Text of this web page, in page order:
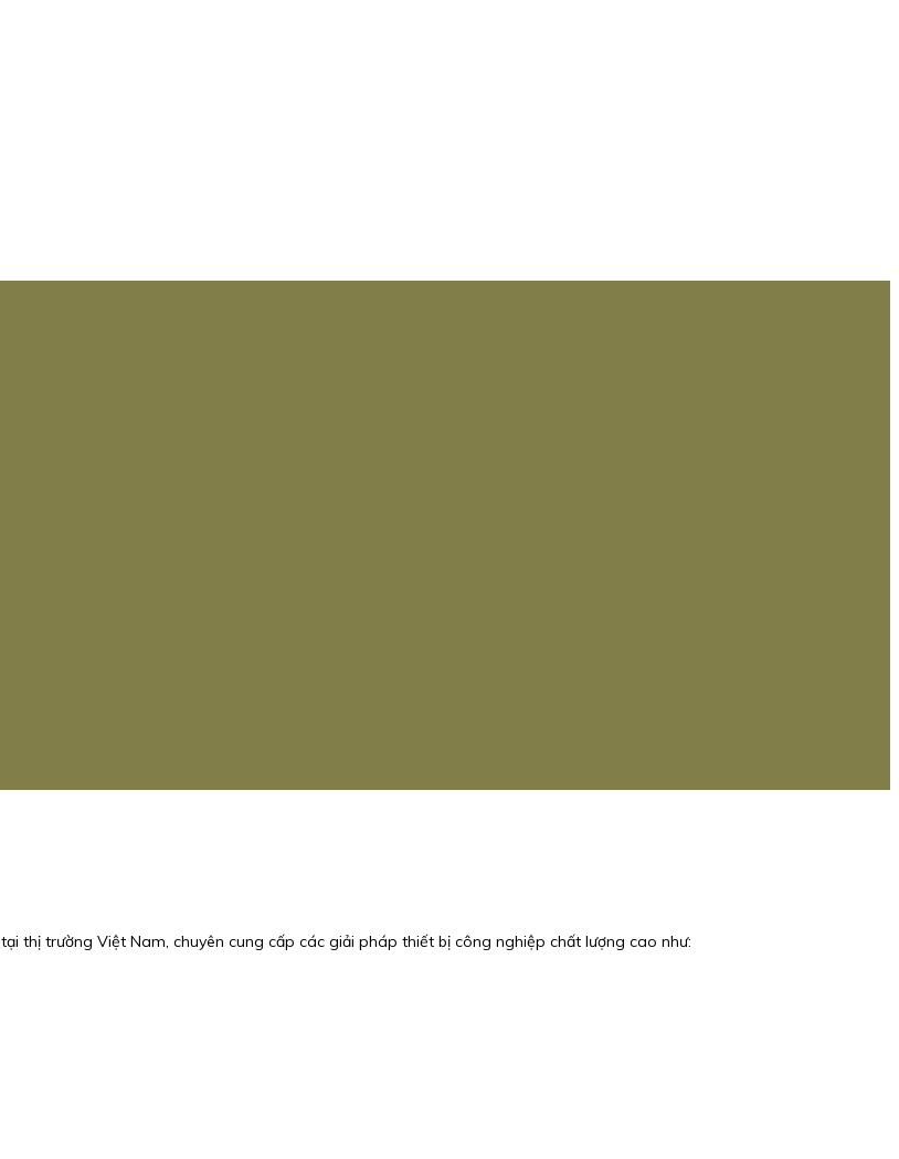
tại thị trường Việt Nam, chuyên cung cấp các giải pháp thiết bị công nghiệp chất lượng cao như: